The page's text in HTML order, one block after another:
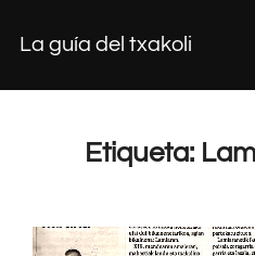
La guía del txakoli
Etiqueta: